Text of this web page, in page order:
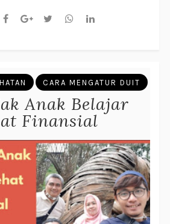
CARA MENGATUR DUIT
Anak Belajar
Finansial